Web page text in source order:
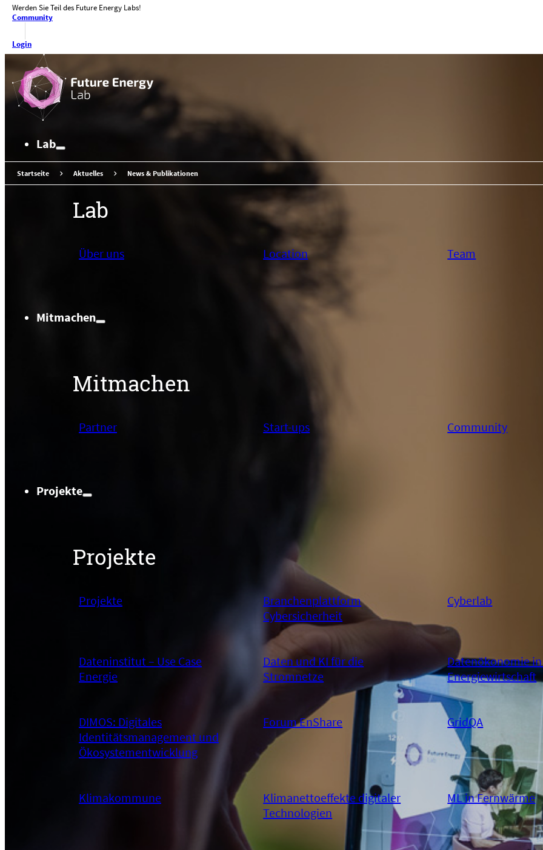
Zum Hauptinhalt springenZum Footer springen
Werden Sie Teil des Future Energy Labs!
Community
Login
Lab
Lab
Über uns Location Team
Mitmachen
Mitmachen
Partner Start-ups Community
Projekte
Projekte
Projekte
Branchenplattform
Cybersicherheit
Cyberlab
Dateninstitut – Use Case
Energie
Daten und KI für die
Stromnetze
Datenökonomie
Energiewirtschaft
DIMOS: Digitales
Identitätsmanagement und
Ökosystementwicklung
Forum EnShare GridQA
Klimakommune
Klimanettoeffekte digitaler
Technologien
ML in Fernwärme
Startseite Aktuelles News & Publikationen